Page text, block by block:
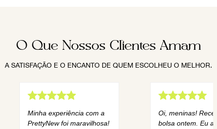
O Que Nossos Clientes Amam
A SATISFAÇÃO E O ENCANTO DE QUEM ESCOLHEU O MELHOR.
Minha experiência com a
PrettyNew foi maravilhosa!
Oi, meninas!
bolsa ontem. Eu